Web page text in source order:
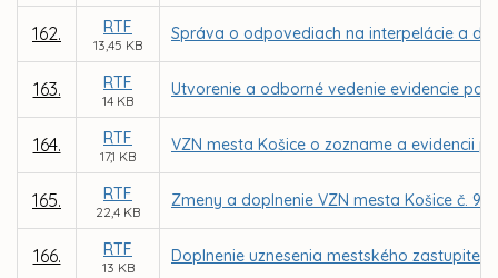
162. RTF
13,45 KB
Správa o odpovediach na interpelácie a
163. RTF
14 KB
Utvorenie a odborné vedenie evidencie
164. RTF
17,1 KB
VZN mesta Košice o zozname a evidencii
165. RTF
22,4 KB
Zmeny a doplnenie VZN mesta Košice č.
166. RTF
13 KB
Doplnenie uznesenia mestského